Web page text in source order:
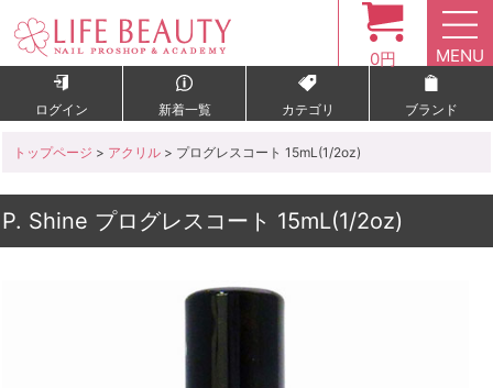
0円 MENU
ログイン 新着一覧 カテゴリ ブランド
トップページ > アクリル > プログレスコート 15mL(1/2oz)
P. Shine プログレスコート 15mL(1/2oz)